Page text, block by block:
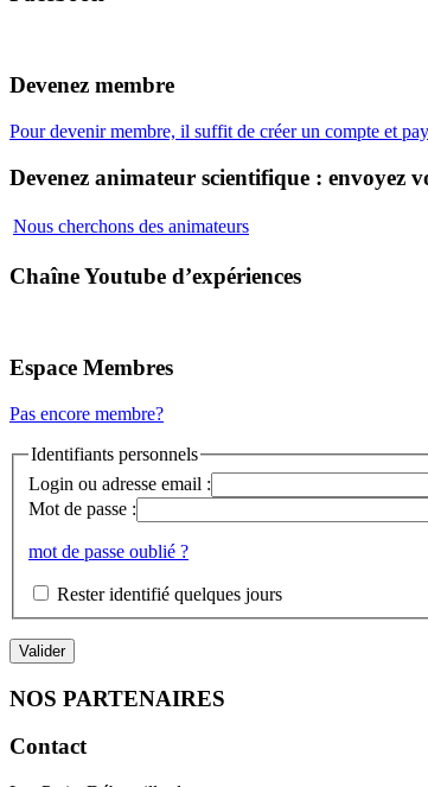
Devenez membre
Pour devenir membre, il suffit de créer un compte et
Devenez animateur scientifique : envoyez
Nous cherchons des animateurs
Chaîne Youtube d’expériences
Espace Membres
Pas encore membre?
Identifiants personnels
Login ou adresse email :
Mot de passe :
mot de passe oublié ?
Rester identifié quelques jours
NOS PARTENAIRES
Contact